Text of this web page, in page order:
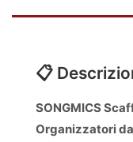
📋
SONGMICS
Organizzatori